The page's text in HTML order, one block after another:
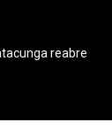
reabre